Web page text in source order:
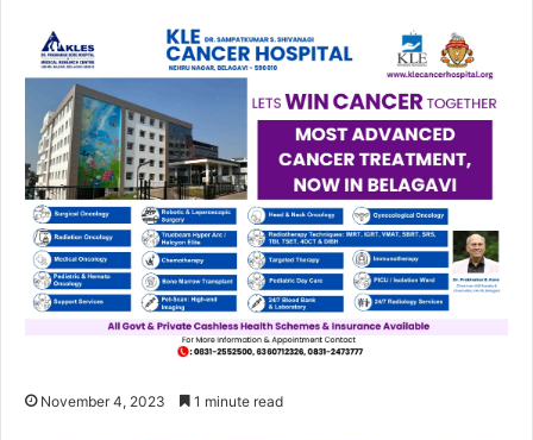
November 4, 2023 1 minute read